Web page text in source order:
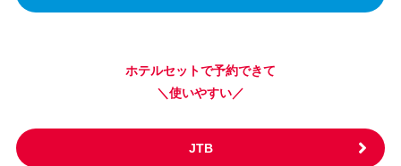
ホテルセットで予約できて
＼使いやすい／
JTB